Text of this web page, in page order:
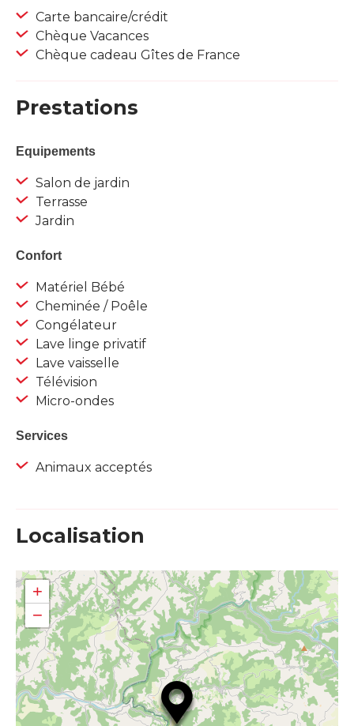
Carte bancaire/crédit
Chèque Vacances
Chèque cadeau Gîtes de France
Prestations
Equipements
Salon de jardin
Terrasse
Jardin
Confort
Matériel Bébé
Cheminée / Poêle
Congélateur
Lave linge privatif
Lave vaisselle
Télévision
Micro-ondes
Services
Animaux acceptés
Localisation
+
−